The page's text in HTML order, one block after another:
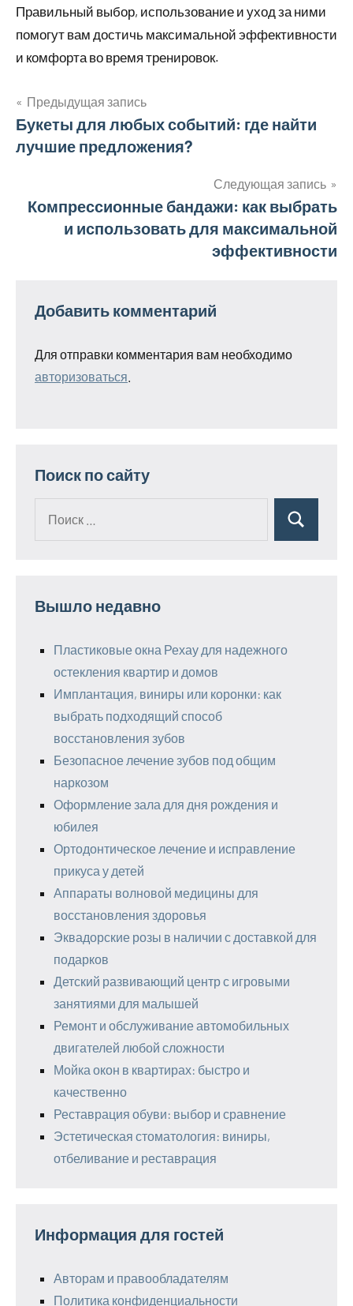
Правильный выбор, использование и уход за ними
помогут вам достичь максимальной эффективности
и комфорта во время тренировок.
Навигация
по
Предыдущая запись
Букеты для любых событий: где найти
лучшие предложения?
Следующая запись
Компрессионные бандажи: как выбрать
и использовать для максимальной
эффективности
Добавить комментарий
Для отправки комментария вам необходимо
авторизоваться
Поиск по сайту
Поиск
Вышло недавно
Пластиковые окна Рехау для надежного
остекления квартир и домов
Имплантация, виниры или коронки: как
выбрать подходящий способ
восстановления зубов
Безопасное лечение зубов под общим
наркозом
Оформление зала для дня рождения и
юбилея
Ортодонтическое лечение и исправление
прикуса у детей
Аппараты волновой медицины для
восстановления здоровья
Эквадорские розы в наличии с доставкой для
подарков
Детский развивающий центр с игровыми
занятиями для малышей
Ремонт и обслуживание автомобильных
двигателей любой сложности
Мойка окон в квартирах: быстро и
качественно
Реставрация обуви: выбор и сравнение
Эстетическая стоматология: виниры,
отбеливание и реставрация
Информация для гостей
Авторам и правообладателям
Политика конфиденциальности